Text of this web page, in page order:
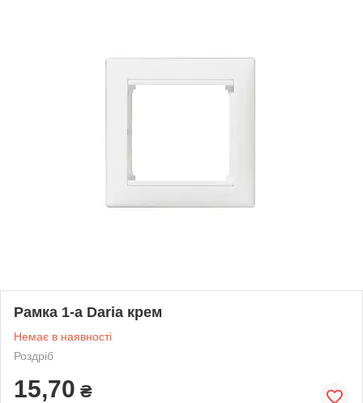
Рамка 1-а Daria крем
Немає в наявності
Роздріб
15,70 ₴